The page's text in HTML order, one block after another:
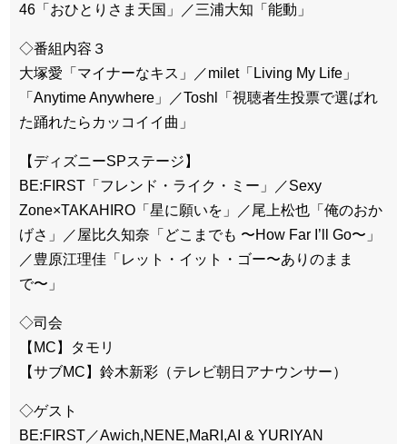
46「おひとりさま天国」／三浦大知「能動」
◇番組内容３
大塚愛「マイナーなキス」／milet「Living My Life」
「Anytime Anywhere」／Toshl「視聴者生投票で選ばれ
た踊れたらカッコイイ曲」
【ディズニーSPステージ】
BE:FIRST「フレンド・ライク・ミー」／Sexy
Zone×TAKAHIRO「星に願いを」／尾上松也「俺のおか
げさ」／屋比久知奈「どこまでも 〜How Far I’ll Go〜」
／豊原江理佳「レット・イット・ゴー〜ありのまま
で〜」
◇司会
【MC】タモリ
【サブMC】鈴木新彩（テレビ朝日アナウンサー）
◇ゲスト
BE:FIRST／Awich,NENE,MaRI,AI & YURIYAN